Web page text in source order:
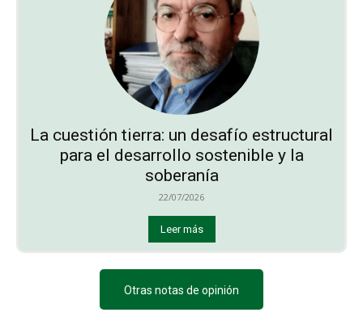
La cuestión tierra: un desafío estructural
para el desarrollo sostenible y la
soberanía
22/07/2026
Leer más
Otras notas de opinión